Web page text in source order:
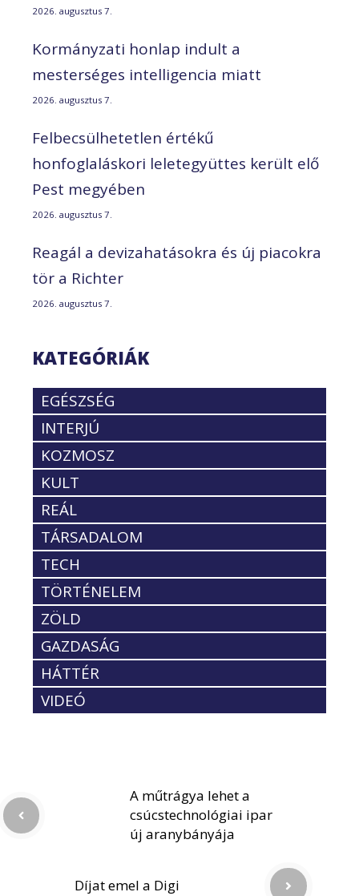
2026. augusztus 7.
Kormányzati honlap indult a
mesterséges intelligencia miatt
2026. augusztus 7.
Felbecsülhetetlen értékű
honfoglaláskori leletegyüttes került elő
Pest megyében
2026. augusztus 7.
Reagál a devizahatásokra és új piacokra
tör a Richter
2026. augusztus 7.
KATEGÓRIÁK
EGÉSZSÉG
INTERJÚ
KOZMOSZ
KULT
REÁL
TÁRSADALOM
TECH
TÖRTÉNELEM
ZÖLD
GAZDASÁG
HÁTTÉR
VIDEÓ
A műtrágya lehet a
csúcstechnológiai ipar
új aranybányája
Díjat emel a Digi